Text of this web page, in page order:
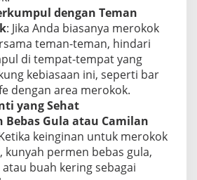
dengan Teman
: Jika Anda biasanya merokok
teman-teman, hindari
di tempat-tempat yang
kebiasaan ini, seperti bar
dengan area merokok.
yang Sehat
Bebas Gula atau Camilan
keinginan untuk merokok
kunyah permen bebas gula,
atau buah kering sebagai